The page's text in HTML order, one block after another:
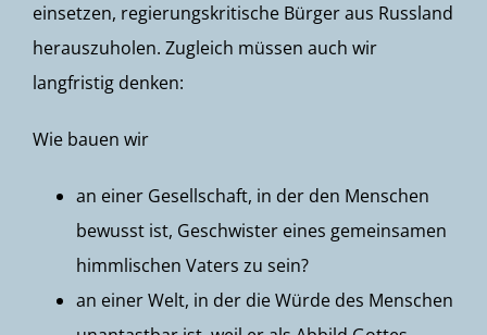
einsetzen, regierungskritische Bürger aus Russland
herauszuholen. Zugleich müssen auch wir
langfristig denken:
Wie bauen wir
an einer Gesellschaft, in der den Menschen
bewusst ist, Geschwister eines gemeinsamen
himmlischen Vaters zu sein?
an einer Welt, in der die Würde des Menschen